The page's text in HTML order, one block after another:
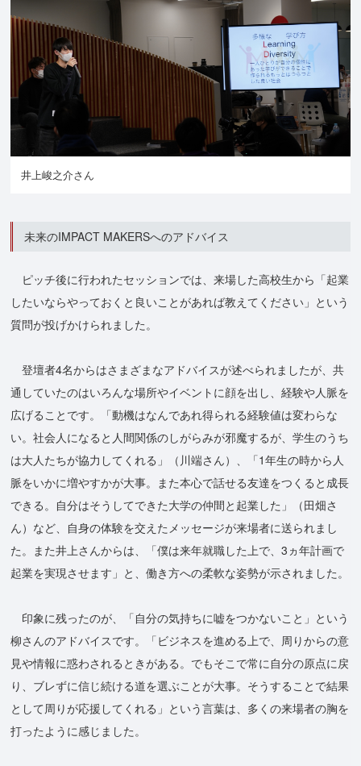
井上峻之介さん
未来のIMPACT MAKERSへのアドバイス
ピッチ後に行われたセッションでは、来場した高校生から「起業
したいならやっておくと良いことがあれば教えてください」という
質問が投げかけられました。
登壇者4名からはさまざまなアドバイスが述べられましたが、共
通していたのはいろんな場所やイベントに顔を出し、経験や人脈を
広げることです。「動機はなんであれ得られる経験値は変わらな
い。社会人になると人間関係のしがらみが邪魔するが、学生のうち
は大人たちが協力してくれる」（川端さん）、「1年生の時から人
脈をいかに増やすかが大事。また本心で話せる友達をつくると成長
できる。自分はそうしてできた大学の仲間と起業した」（田畑さ
ん）など、自身の体験を交えたメッセージが来場者に送られまし
た。また井上さんからは、「僕は来年就職した上で、3ヵ年計画で
起業を実現させます」と、働き方への柔軟な姿勢が示されました。
印象に残ったのが、「自分の気持ちに嘘をつかないこと」という
柳さんのアドバイスです。「ビジネスを進める上で、周りからの意
見や情報に惑わされるときがある。でもそこで常に自分の原点に戻
り、ブレずに信じ続ける道を選ぶことが大事。そうすることで結果
として周りが応援してくれる」という言葉は、多くの来場者の胸を
打ったように感じました。